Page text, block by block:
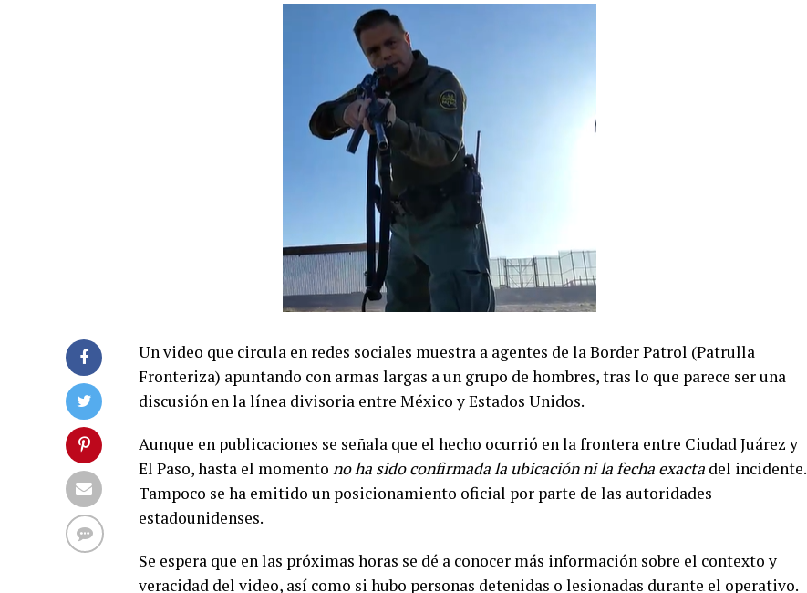
Un video que circula en redes sociales muestra a agentes de la Border Patrol (Patrulla
Fronteriza) apuntando con armas largas a un grupo de hombres, tras lo que parece ser una
discusión en la línea divisoria entre México y Estados Unidos.
Aunque en publicaciones se señala que el hecho ocurrió en la frontera entre Ciudad Juárez y
El Paso, hasta el momento no ha sido confirmada la ubicación ni la fecha exacta del incidente.
Tampoco se ha emitido un posicionamiento oficial por parte de las autoridades
estadounidenses.
Se espera que en las próximas horas se dé a conocer más información sobre el contexto y
veracidad del video, así como si hubo personas detenidas o lesionadas durante el operativo.